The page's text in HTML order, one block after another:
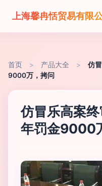
上海馨冉恬贸易有限
首页 > 产品大全 >
仿
9000万，拷问
仿冒乐高案
年罚金9000